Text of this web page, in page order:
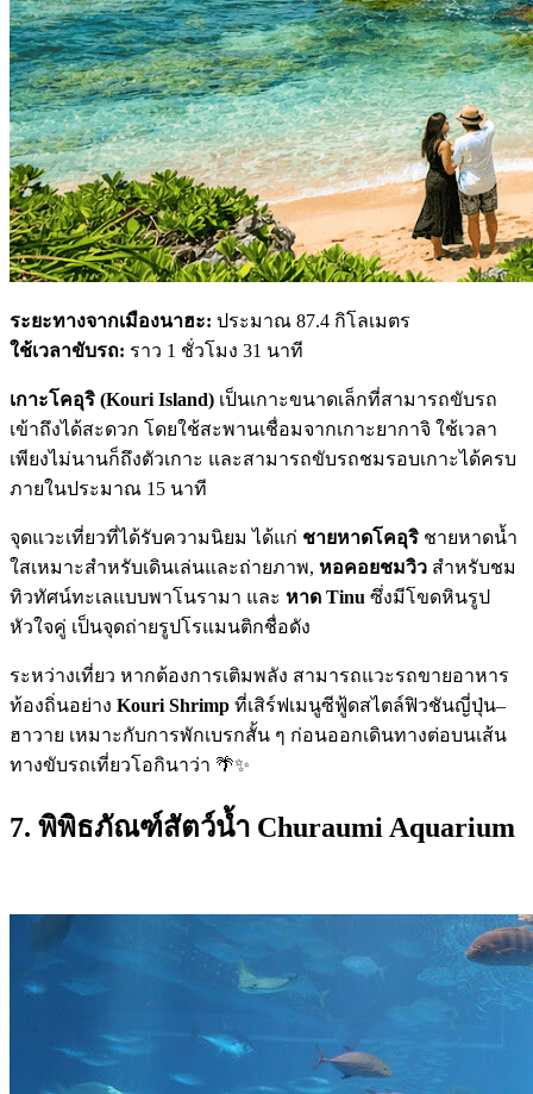
ระยะทางจากเมืองนาฮะ: ประมาณ 87.4 กิโลเมตร
ใช้เวลาขับรถ: ราว 1 ชั่วโมง 31 นาที
เกาะโคอุริ (Kouri Island) เป็นเกาะขนาดเล็กที่สามารถขับรถ
เข้าถึงได้สะดวก โดยใช้สะพานเชื่อมจากเกาะยากาจิ ใช้เวลา
เพียงไม่นานก็ถึงตัวเกาะ และสามารถขับรถชมรอบเกาะได้ครบ
ภายในประมาณ 15 นาที
จุดแวะเที่ยวที่ได้รับความนิยม ได้แก่ ชายหาดโคอุริ ชายหาดน้ำ
ใสเหมาะสำหรับเดินเล่นและถ่ายภาพ, หอคอยชมวิว สำหรับชม
ทิวทัศน์ทะเลแบบพาโนรามา และ หาด Tinu ซึ่งมีโขดหินรูป
หัวใจคู่ เป็นจุดถ่ายรูปโรแมนติกชื่อดัง
ระหว่างเที่ยว หากต้องการเติมพลัง สามารถแวะรถขายอาหาร
ท้องถิ่นอย่าง Kouri Shrimp ที่เสิร์ฟเมนูซีฟู้ดสไตล์ฟิวชันญี่ปุ่น–
ฮาวาย เหมาะกับการพักเบรกสั้น ๆ ก่อนออกเดินทางต่อบนเส้น
ทางขับรถเที่ยวโอกินาว่า 🌴✨
7. พิพิธภัณฑ์สัตว์น้ำ Churaumi Aquarium